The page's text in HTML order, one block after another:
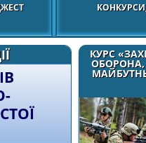
КУРС
ОБОРОНА,